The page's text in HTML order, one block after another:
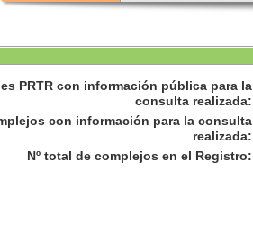
cero
PRTR con información pública para la
consulta realizada:
con información para la consulta
realizada:
Nº total de complejos en el Registro: